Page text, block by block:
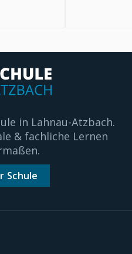
BEITRAG: POETRY SLAMMER
in Lahnau-Atzbach.
& fachliche Lernen
Schule